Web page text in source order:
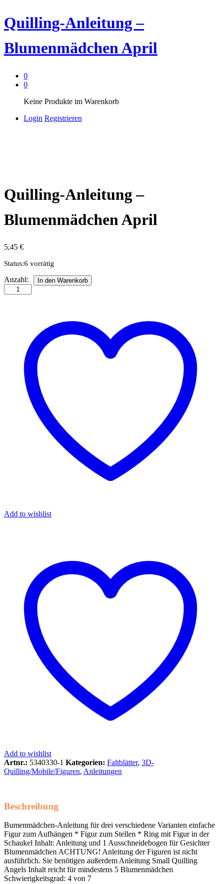
Quilling-Anleitung –
Blumenmädchen April
0
0
Keine Produkte im Warenkorb
Login Registrieren
Quilling-Anleitung –
Blumenmädchen April
5,45 €
Status:6 vorrätig
Quilling-
Anleitung
-
Anzahl: In den Warenkorb
Add to wishlist
Add to wishlist
Artnr.: 5340330-1 Kategorien: Faltblätter, 3D-
Quilling/Mobile/Figuren, Anleitungen
Beschreibung
Bumenmädchen-Anleitung für drei verschiedene Varianten einfache
Figur zum Aufhängen * Figur zum Stellen * Ring mit Figur in der
Schaukel Inhalt: Anleitung und 1 Ausschneidebogen für Gesichter
Blumenmädchen ACHTUNG! Anleitung der Figuren ist nicht
ausführlich. Sie benötigen außerdem Anleitung Small Quilling
Angels Inhalt reicht für mindestens 5 Blumenmädchen
Schwierigkeitsgrad: 4 von 7